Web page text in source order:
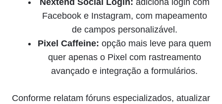
Nextend Social Login: adiciona login com
Facebook e Instagram, com mapeamento
de campos personalizável.
Pixel Caffeine: opção mais leve para quem
quer apenas o Pixel com rastreamento
avançado e integração a formulários.
Conforme relatam fóruns especializados, atualizar